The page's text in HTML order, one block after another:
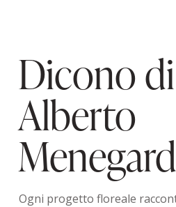
Dicono di
Alberto
Ogni progetto floreale